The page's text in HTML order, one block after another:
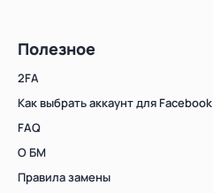
Полезное
2FA
Как выбрать аккаунт для Facebook
FAQ
О БМ
Правила замены